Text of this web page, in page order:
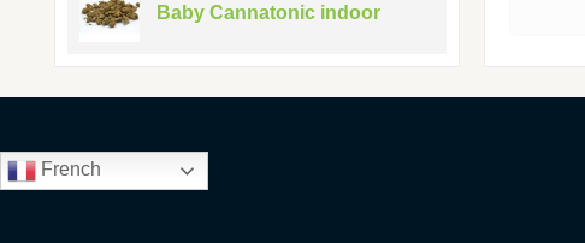
Baby Cannatonic indoor
French